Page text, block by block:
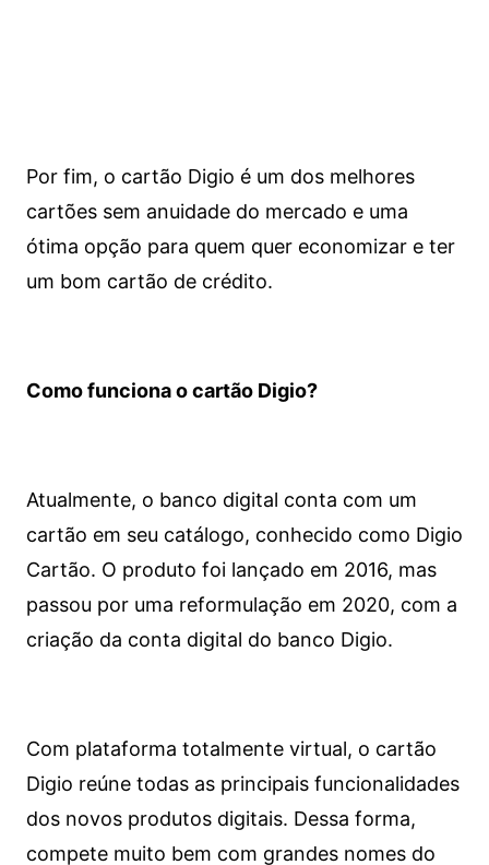
Por fim, o cartão Digio é um dos melhores
cartões sem anuidade do mercado e uma
ótima opção para quem quer economizar e ter
um bom cartão de crédito.
Como funciona o cartão Digio?
Atualmente, o banco digital conta com um
cartão em seu catálogo, conhecido como Digio
Cartão. O produto foi lançado em 2016, mas
passou por uma reformulação em 2020, com a
criação da conta digital do banco Digio.
Com plataforma totalmente virtual, o cartão
Digio reúne todas as principais funcionalidades
dos novos produtos digitais. Dessa forma,
compete muito bem com grandes nomes do